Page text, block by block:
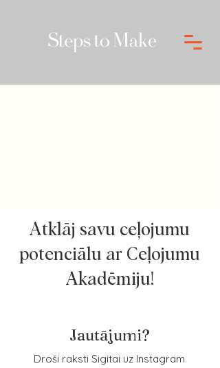
Atklāj savu ceļojumu
potenciālu ar Ceļojumu
Akadēmiju!
Jautājumi?
Droši raksti Sigitai uz Instagram